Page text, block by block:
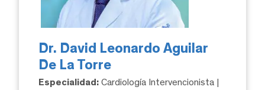
Dr. David Leonardo Aguilar
De La Torre
Especialidad: Cardiología Intervencionista |